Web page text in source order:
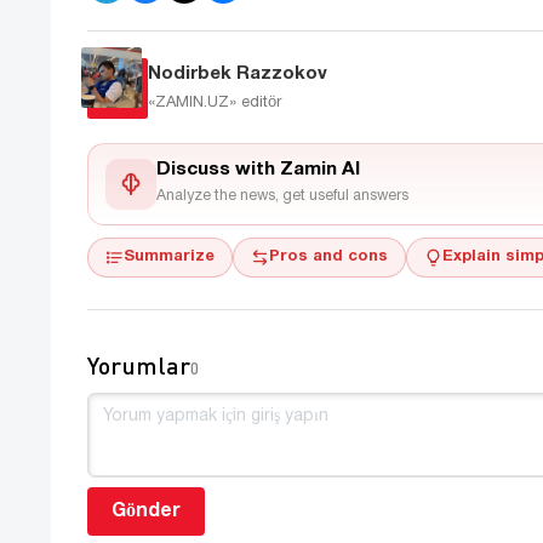
Nodirbek Razzokov
«ZAMIN.UZ» editör
Discuss with Zamin AI
Analyze the news, get useful answers
Summarize Pros and cons Explain
Yorumlar0
Gönder